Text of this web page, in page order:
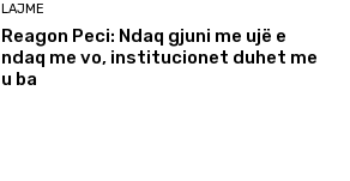
LAJME
Reagon Peci: Ndaq gjuni me ujë e
ndaq me vo, institucionet duhet me
u ba